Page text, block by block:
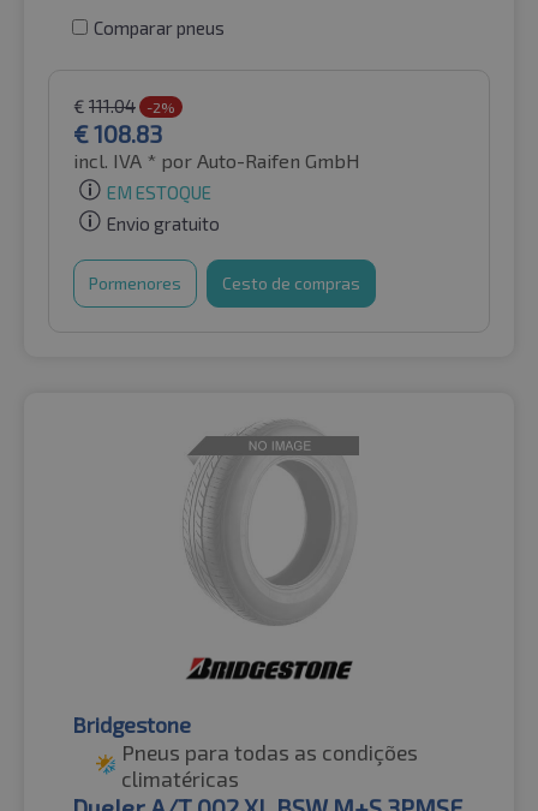
Comparar pneus
€ 111.04 -2%
€108.83
incl. IVA * por Auto-Raifen GmbH
EM ESTOQUE
Envio gratuito
Pormenores Cesto de compras
Bridgestone
Pneus para todas as condições
climatéricas